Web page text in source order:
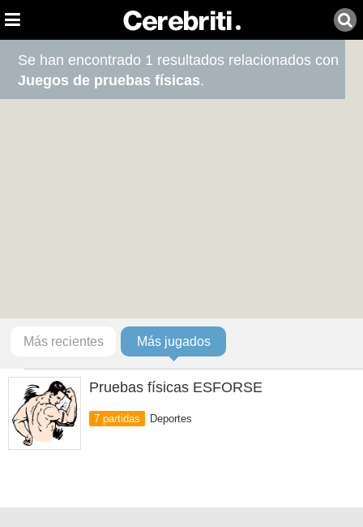
Se han encontrado 1 resultados relacionados con
Juegos de pruebas físicas.
Más recientes Más jugados
Pruebas físicas ESFORSE
7 partidas Deportes